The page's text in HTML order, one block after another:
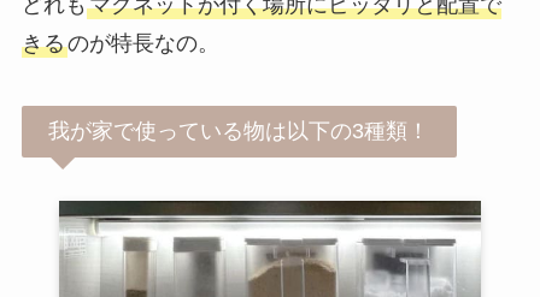
どれも マグネットが付く場所にピッタリと配置で
きるのが特長なの。
我が家で使っている物は以下の3種類！